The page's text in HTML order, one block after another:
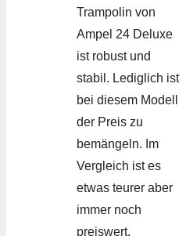
Trampolin von
Ampel 24 Deluxe
ist robust und
stabil. Lediglich ist
bei diesem Modell
der Preis zu
bemängeln. Im
Vergleich ist es
etwas teurer aber
immer noch
preiswert.